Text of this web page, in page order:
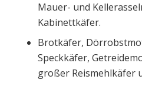
Mauer- und
Kabinettkäfer.
Brotkäfer,
Speckkäfer,
großer Reismehlkäfer